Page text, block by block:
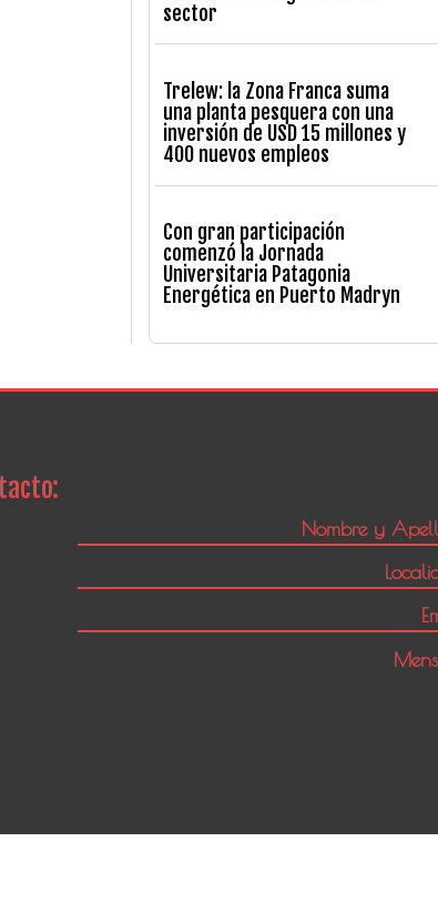
sector
Trelew: la Zona Franca suma
una planta pesquera con una
inversión de USD 15 millones y
400 nuevos empleos
Con gran participación
comenzó la Jornada
Universitaria Patagonia
Energética en Puerto Madryn